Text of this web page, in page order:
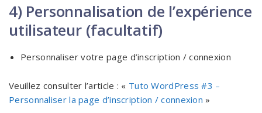
4) Personnalisation de l’expérience
utilisateur (facultatif)
Personnaliser votre page d’inscription / connexion
Veuillez consulter l’article : « Tuto WordPress #3 –
Personnaliser la page d’inscription / connexion »